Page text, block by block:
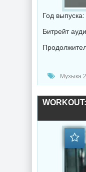
Год
Битрейт
Музыка 2023